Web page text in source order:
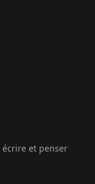
écrire et penser